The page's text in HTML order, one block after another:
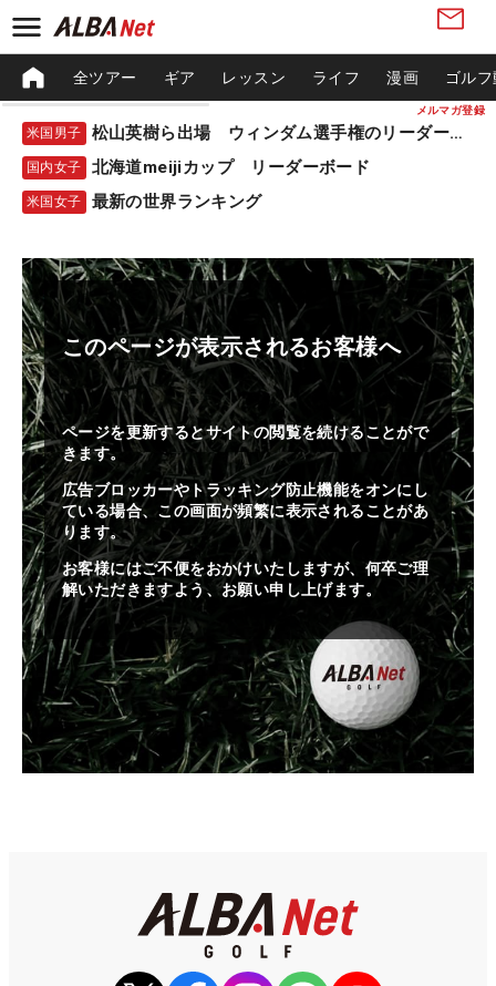
メルマガ登録
全ツアー ギア レッスン ライフ 漫画 ゴル
米国男子 松山英樹ら出場 ウィンダム選手権のリーダーボード
国内女子 北海道meijiカップ リーダーボード
米国女子 最新の世界ランキング
このページが表示されるお客様へ
ページを更新するとサイトの閲覧を続けることがで
きます。
広告ブロッカーやトラッキング防止機能をオンにし
ている場合、この画面が頻繁に表示されることがあ
ります。
お客様にはご不便をおかけいたしますが、何卒ご理
解いただきますよう、お願い申し上げます。